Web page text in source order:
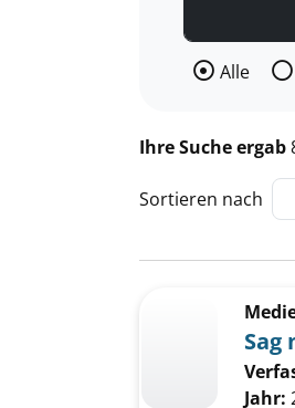
Wählen Sie
Alle
Ihre Suche ergab
Sortieren nach
Zu den Suchfiltern
Sag
Jahr: